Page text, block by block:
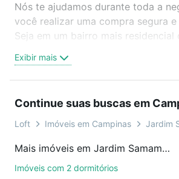
Nós te ajudamos durante toda a
você realizar uma compra segura
Seja em um bairro mais
oferta ideal de Imóveis com 2
Jardim Samambaia, Campinas, SP
videochamada, é grátis, sem
ainda conta com mais de 46 mil
de imóveis.
Exibir mais
Continue suas buscas em
Loft Imóveis em Campinas Jardim
Mais imóveis em Jardim Samambaia
Imóveis com 2 dormitórios